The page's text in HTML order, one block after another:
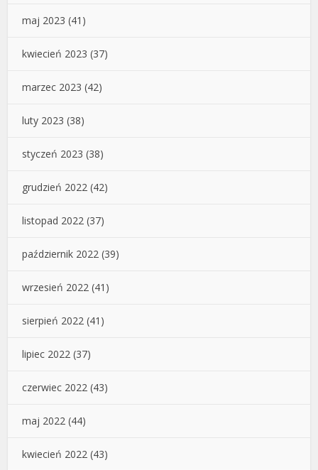
maj 2023 (41)
kwiecień 2023 (37)
marzec 2023 (42)
luty 2023 (38)
styczeń 2023 (38)
grudzień 2022 (42)
listopad 2022 (37)
październik 2022 (39)
wrzesień 2022 (41)
sierpień 2022 (41)
lipiec 2022 (37)
czerwiec 2022 (43)
maj 2022 (44)
kwiecień 2022 (43)